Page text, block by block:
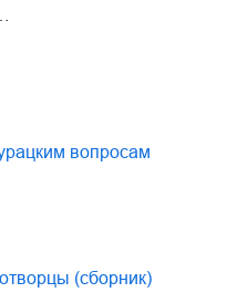
вопросам
(сборник)